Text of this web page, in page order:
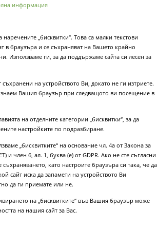
информация
„бисквитки“. Това са малки текстови
в браузъра и се съхраняват на Вашето крайно
Използваме ги, за да поддържаме сайта си лесен за
съхранени на устройството Ви, докато не ги изтриете.
Вашия браузър при следващото ви посещение в
на отделните категории „бисквитки“, за да
настройките по подразбиране.
„бисквитките“ на основание чл. 4а от Закона за
и член 6, ал. 1, буква (е) от GDPR. Ако не сте съгласни
съхраняването, като настроите браузъра си така, че да
сайт иска да запамети на устройството Ви
да ги приемате или не.
на „бисквитките“ във Вашия браузър може
на нашия сайт за Вас.